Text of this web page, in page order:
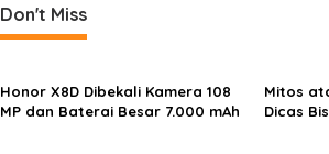
a
K
t
n
a
v
Don't Miss
Honor X8D Dibekali Kamera 108
MP dan Baterai Besar 7.000 mAh
Mitos
Dicas